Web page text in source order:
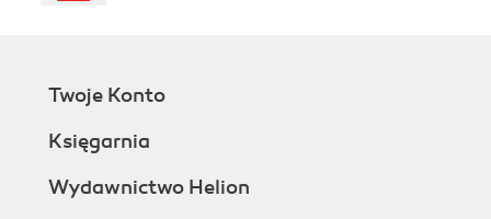
Twoje Konto
Księgarnia
Wydawnictwo Helion